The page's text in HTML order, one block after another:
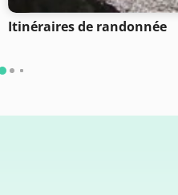
Itinéraires de randonnée